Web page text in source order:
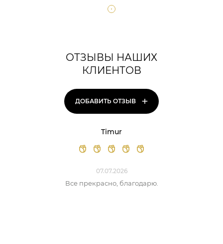
ОТЗЫВЫ НАШИХ
КЛИЕНТОВ
ДОБАВИТЬ ОТЗЫВ +
Timur
07.07.2026
Все прекрасно, благодарю.